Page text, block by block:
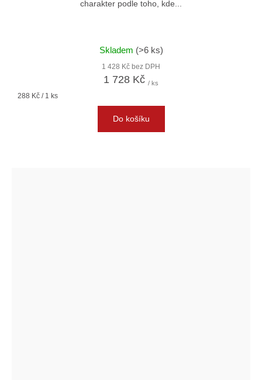
charakter podle toho, kde...
Skladem (>6 ks)
1 428 Kč bez DPH
1 728 Kč / ks
Měrná
288 Kč / 1 ks
Do košíku